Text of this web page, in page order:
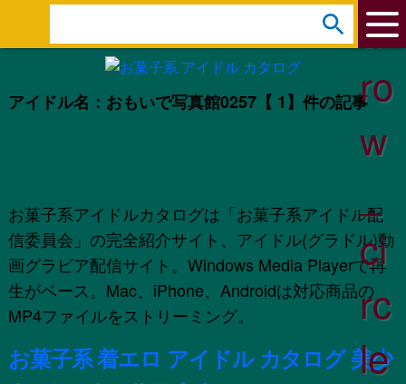
アイドル名：おもいで写真館0257【 1】件の記事
お菓子系アイドルカタログは「お菓子系アイドル配
信委員会」の完全紹介サイト、アイドル(グラドル)動
画グラビア配信サイト。Windows Media Playerで再
生がベース。Mac、iPhone、Androidは対応商品の
MP4ファイルをストリーミング。
お菓子系 着エロ アイドル カタログ 美少
e
r
ar
ro
w
_
ci
rc
le